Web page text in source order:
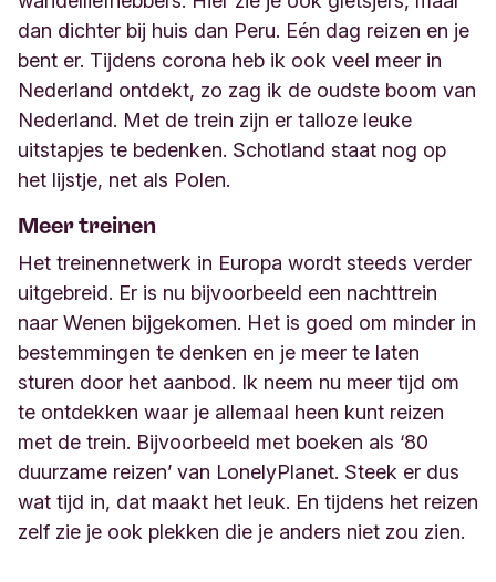
dan dichter bij huis dan Peru. Eén dag reizen en je
bent er. Tijdens corona heb ik ook veel meer in
Nederland ontdekt, zo zag ik de oudste boom van
Nederland. Met de trein zijn er talloze leuke
uitstapjes te bedenken. Schotland staat nog op
het lijstje, net als Polen.
Meer treinen
Het treinennetwerk in Europa wordt steeds verder
uitgebreid. Er is nu bijvoorbeeld een nachttrein
naar Wenen bijgekomen. Het is goed om minder in
bestemmingen te denken en je meer te laten
sturen door het aanbod. Ik neem nu meer tijd om
te ontdekken waar je allemaal heen kunt reizen
met de trein. Bijvoorbeeld met boeken als ‘80
duurzame reizen’ van LonelyPlanet. Steek er dus
wat tijd in, dat maakt het leuk. En tijdens het reizen
zelf zie je ook plekken die je anders niet zou zien.